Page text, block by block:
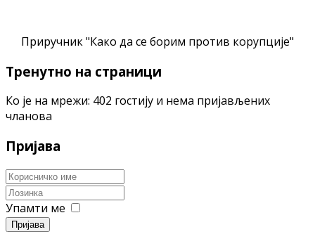
Приручник "Како да се борим против корупције"
Тренутно на страници
Ко је на мрежи: 402 гостију и нема пријављених
чланова
Пријава
Упамти ме
Пријава